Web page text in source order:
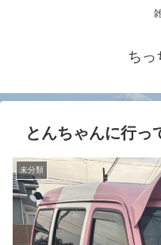
ちっ
とんちゃんに行っ
未分類